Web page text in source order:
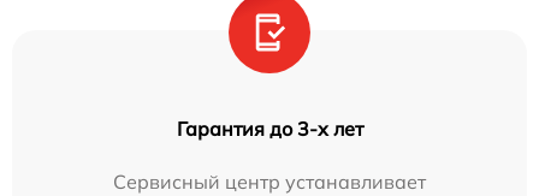
Гарантия до 3-х лет
Сервисный центр устанавливает